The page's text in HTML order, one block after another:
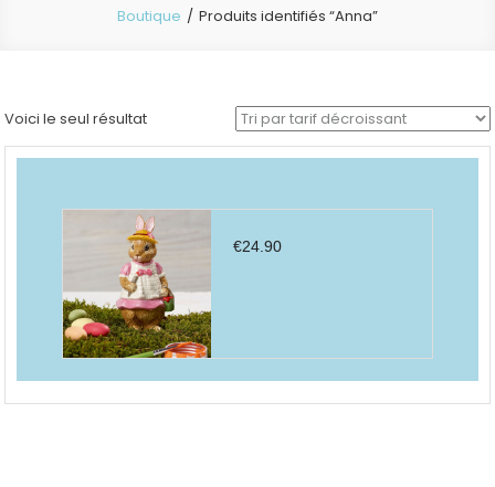
Boutique Produits identifiés “Anna”
Voici le seul résultat
€24.90